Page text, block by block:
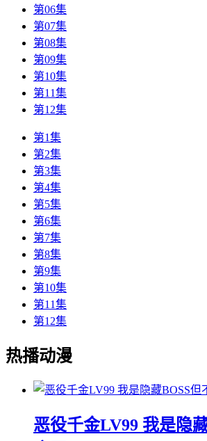
第06集
第07集
第08集
第09集
第10集
第11集
第12集
第1集
第2集
第3集
第4集
第5集
第6集
第7集
第8集
第9集
第10集
第11集
第12集
热播动漫
恶役千金LV99 我是隐